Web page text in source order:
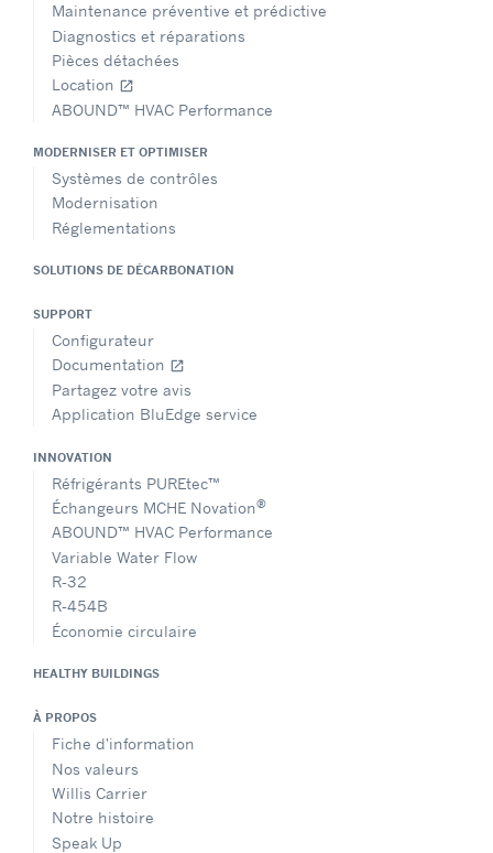
Maintenance préventive et prédictive
Diagnostics et réparations
Pièces détachées
Location open_in_new
ABOUND™ HVAC Performance
MODERNISER ET OPTIMISER
Systèmes de contrôles
Modernisation
Réglementations
SOLUTIONS DE DÉCARBONATION
SUPPORT
Configurateur
Documentation open_in_new
Partagez votre avis
Application BluEdge service
INNOVATION
Réfrigérants PUREtec™
Échangeurs MCHE Novation®
ABOUND™ HVAC Performance
Variable Water Flow
R-32
R-454B
Économie circulaire
HEALTHY BUILDINGS
À PROPOS
Fiche d'information
Nos valeurs
Willis Carrier
Notre histoire
Speak Up